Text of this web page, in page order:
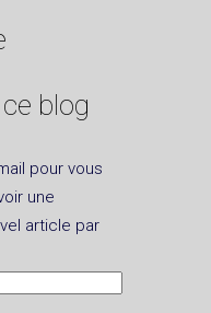
blog
pour vous
une
article par